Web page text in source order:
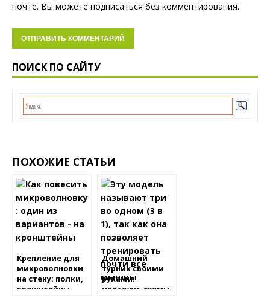
почте. Вы можете подписаться без комментирования.
ПОИСК ПО САЙТУ
ПОХОЖИЕ СТАТЬИ
Крепление для
микроволновки
на стену: полки,
кронштейны,
Домашний
турник своими
руками:
чертежи, схемы,